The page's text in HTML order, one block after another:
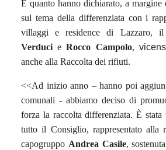
È quanto hanno dichiarato, a
sul tema della differenziata con i
villaggi e residence di Lazzaro, il
Verduci eRocco Campolo,
anche alla Raccolta dei rifiuti.
<<Ad inizio anno – hanno poi
comunali - abbiamo deciso di
forza la raccolta differenziata. È stata
tutto il Consiglio, rappresentato alla
capogruppo Andrea Casile,